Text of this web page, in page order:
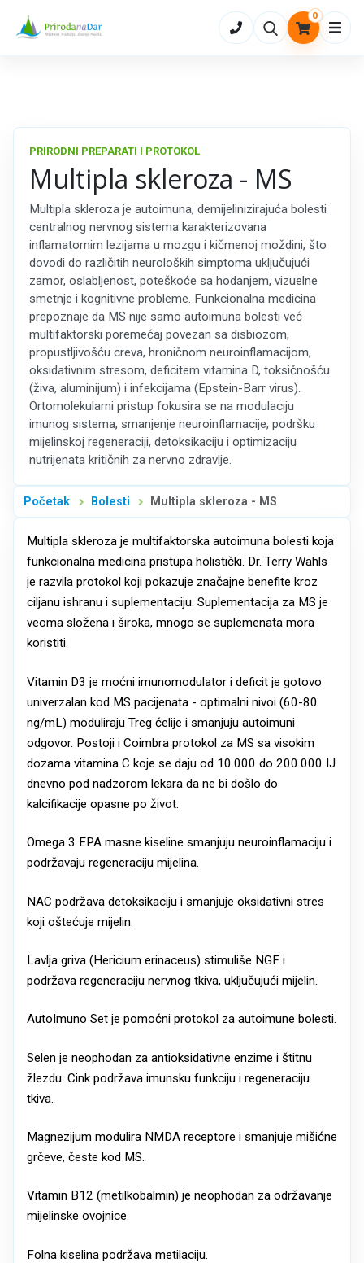
0
PRIRODNI PREPARATI I PROTOKOL
Multipla skleroza - MS
Multipla skleroza je autoimuna, demijelinizirajuća bolesti
centralnog nervnog sistema karakterizovana
inflamatornim lezijama u mozgu i kičmenoj moždini, što
dovodi do različitih neuroloških simptoma uključujući
zamor, oslabljenost, poteškoće sa hodanjem, vizuelne
smetnje i kognitivne probleme. Funkcionalna medicina
prepoznaje da MS nije samo autoimuna bolesti već
multifaktorski poremećaj povezan sa disbiozom,
propustljivošću creva, hroničnom neuroinflamacijom,
oksidativnim stresom, deficitem vitamina D, toksičnošću
(živa, aluminijum) i infekcijama (Epstein-Barr virus).
Ortomolekularni pristup fokusira se na modulaciju
imunog sistema, smanjenje neuroinflamacije, podršku
mijelinskoj regeneraciji, detoksikaciju i optimizaciju
nutrijenata kritičnih za nervno zdravlje.
Početak Bolesti Multipla skleroza - MS
Multipla skleroza je multifaktorska autoimuna bolesti koja
funkcionalna medicina pristupa holistički. Dr. Terry Wahls
je razvila protokol koji pokazuje značajne benefite kroz
ciljanu ishranu i suplementaciju. Suplementacija za MS je
veoma složena i široka, mnogo se suplemenata mora
koristiti.
Vitamin D3 je moćni imunomodulator i deficit je gotovo
univerzalan kod MS pacijenata - optimalni nivoi (60-80
ng/mL) moduliraju Treg ćelije i smanjuju autoimuni
odgovor. Postoji i Coimbra protokol za MS sa visokim
dozama vitamina C koje se daju od 10.000 do 200.000 IJ
dnevno pod nadzorom lekara da ne bi došlo do
kalcifikacije opasne po život.
Omega 3 EPA masne kiseline smanjuju neuroinflamaciju i
podržavaju regeneraciju mijelina.
NAC podržava detoksikaciju i smanjuje oksidativni stres
koji oštećuje mijelin.
Lavlja griva (Hericium erinaceus) stimuliše NGF i
podržava regeneraciju nervnog tkiva, uključujući mijelin.
AutoImuno Set je pomoćni protokol za autoimune bolesti.
Selen je neophodan za antioksidativne enzime i štitnu
žlezdu. Cink podržava imunsku funkciju i regeneraciju
tkiva.
Magnezijum modulira NMDA receptore i smanjuje mišićne
grčeve, česte kod MS.
Vitamin B12 (metilkobalmin) je neophodan za održavanje
mijelinske ovojnice.
Folna kiselina podržava metilaciju.